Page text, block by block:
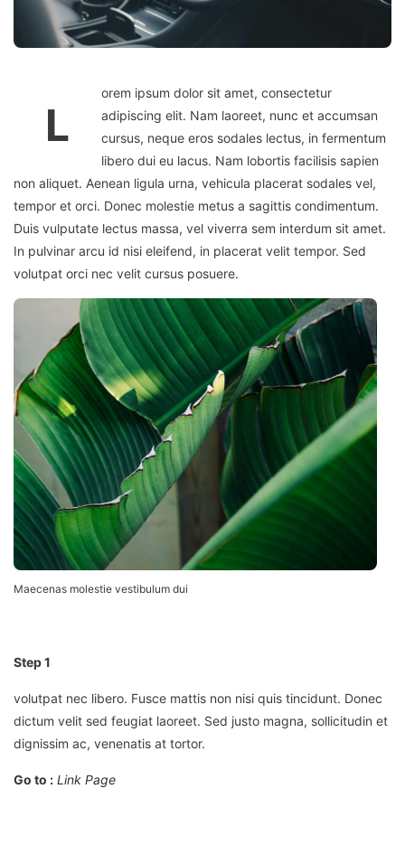
L
orem ipsum dolor sit amet, consectetur
adipiscing elit. Nam laoreet, nunc et accumsan
cursus, neque eros sodales lectus, in fermentum
libero dui eu lacus. Nam lobortis facilisis sapien
non aliquet. Aenean ligula urna, vehicula placerat sodales vel,
tempor et orci. Donec molestie metus a sagittis condimentum.
Duis vulputate lectus massa, vel viverra sem interdum sit amet.
In pulvinar arcu id nisi eleifend, in placerat velit tempor. Sed
volutpat orci nec velit cursus posuere.
Maecenas molestie vestibulum dui
Step 1
volutpat nec libero. Fusce mattis non nisi quis tincidunt. Donec
dictum velit sed feugiat laoreet. Sed justo magna, sollicitudin et
dignissim ac, venenatis at tortor.
Go to : Link Page